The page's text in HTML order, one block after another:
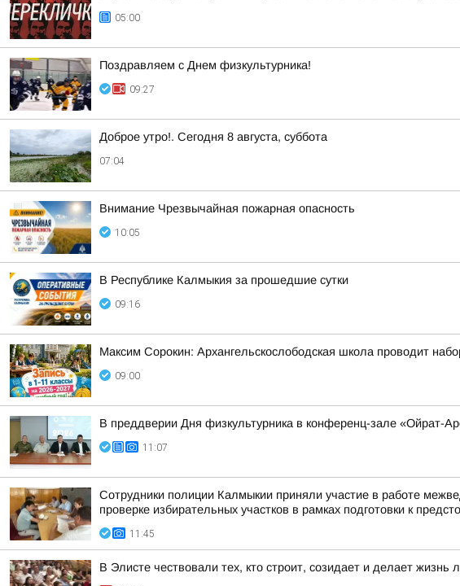
05:00
Поздравляем с Днем физкультурника!
09:27
Доброе утро!. Сегодня 8 августа, суббота
07:04
Внимание Чрезвычайная пожарная опасность
10:05
В Республике Калмыкия за прошедшие сутки
09:16
Максим Сорокин: Архангельскослободская школа проводит
09:00
В преддверии Дня физкультурника в конференц-зале «Ойрат-
11:07
Сотрудники полиции Калмыкии приняли участие в работе
проверке избирательных участков в рамках подготовки к
11:45
В Элисте чествовали тех, кто строит, созидает и делает